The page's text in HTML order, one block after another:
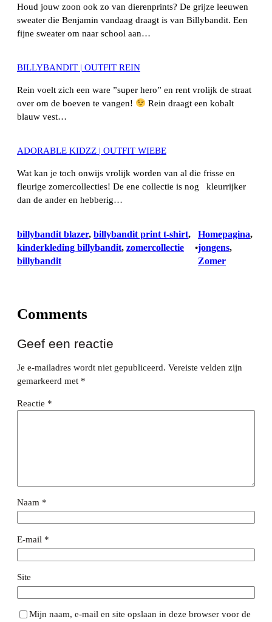
Houd jouw zoon ook zo van dierenprints? De grijze leeuwen
sweater die Benjamin vandaag draagt is van Billybandit. Een
fijne sweater om naar school aan…
BILLYBANDIT | OUTFIT REIN
Rein voelt zich een ware ”super hero” en rent vrolijk de straat
over om de boeven te vangen!
Rein draagt een kobalt
blauw vest…
ADORABLE KIDZZ | OUTFIT WIEBE
Wat kan je toch onwijs vrolijk worden van al die frisse en
fleurige zomercollecties! De ene collectie is nog kleurrijker
dan de ander en hebberig…
billybandit blazer, billybandit print t-shirt
kinderkleding billybandit, zomercollectie
billybandit
•
Homepagina
jongens
Zomer
Comments
Geef een reactie
Je e-mailadres wordt niet gepubliceerd. Vereiste velden zijn
gemarkeerd met *
Reactie *
Naam *
E-mail *
Site
Mijn naam, e-mail en site opslaan in deze browser voor de